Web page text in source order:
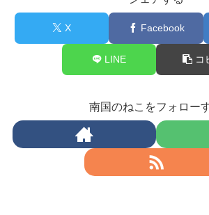
X Facebook
LINE コ
南国のねこをフォロー